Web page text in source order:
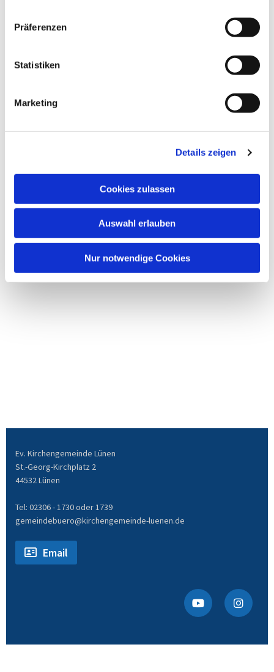
Präferenzen
Statistiken
Marketing
Details zeigen
Cookies zulassen
Auswahl erlauben
Nur notwendige Cookies
Ev. Kirchengemeinde Lünen
St.-Georg-Kirchplatz 2
44532 Lünen
Tel: 02306 - 1730 oder 1739
gemeindebuero@kirchengemeinde-luenen.de
Email